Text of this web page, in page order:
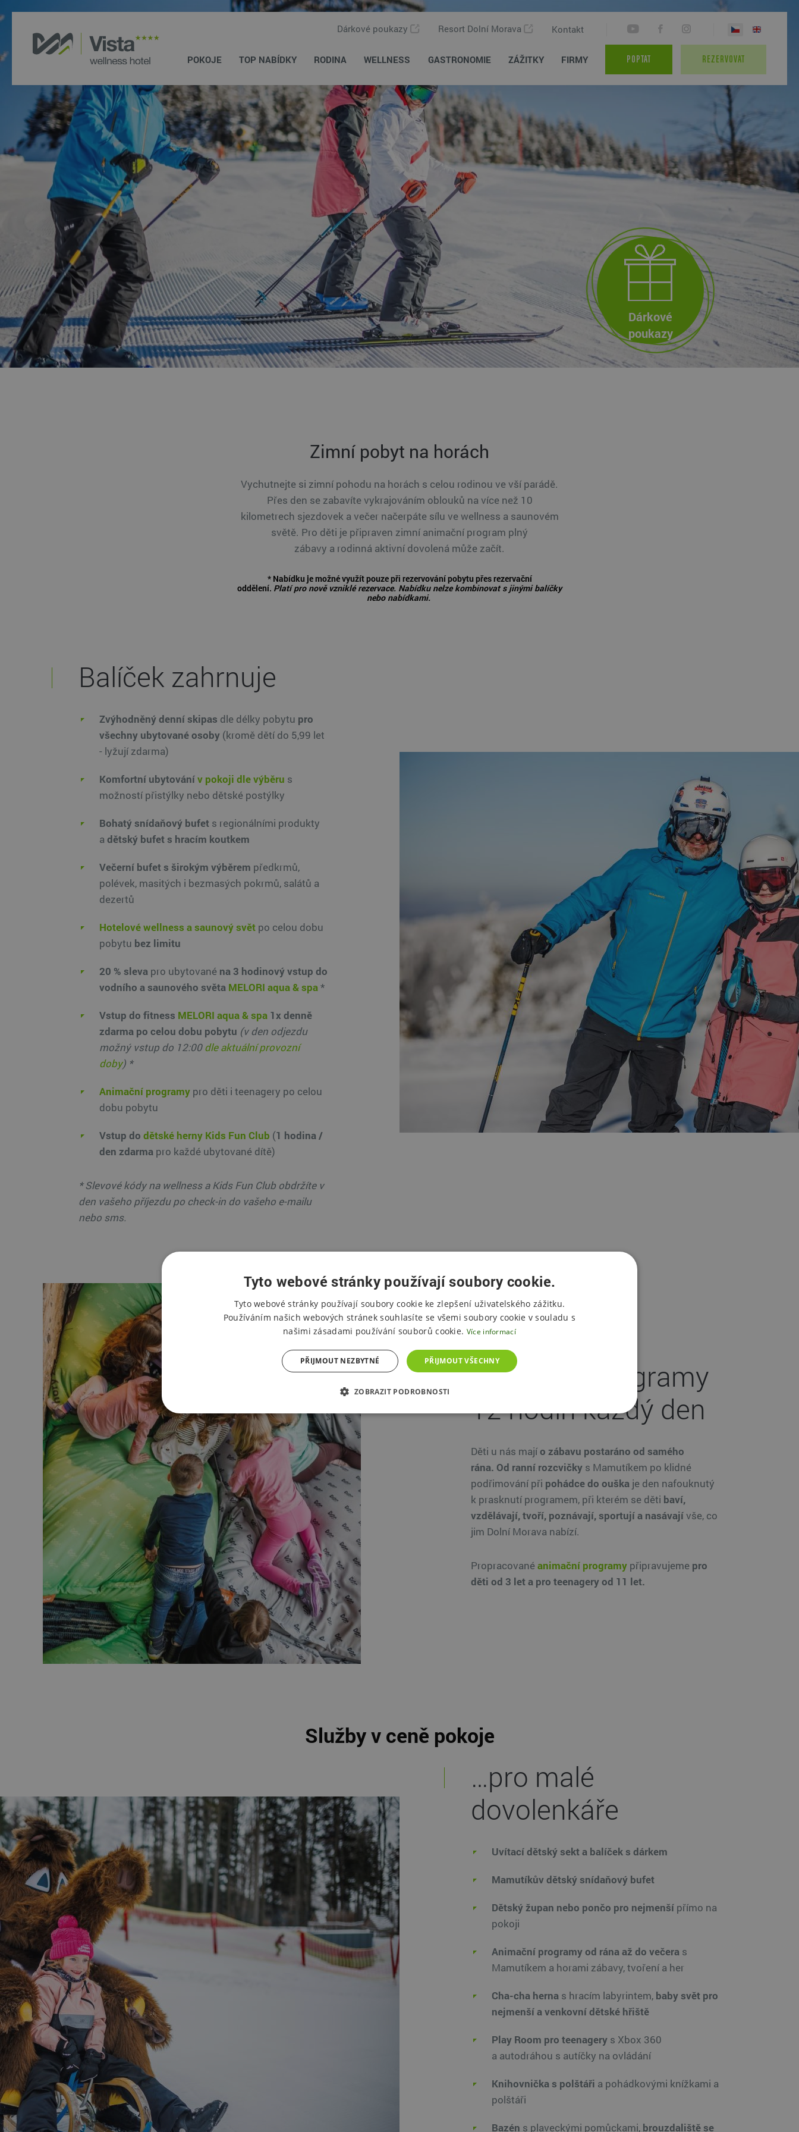
Dárkové poukazy Resort Dolní Morava Kontakt
POKOJE TOP NABÍDKY RODINA WELLNESS GASTRONOMIE ZÁŽITKY FIRMY POPTAT REZERVOVAT
Dárkové
poukazy
Zimní pobyt na horách
Vychutnejte si zimní pohodu na horách s celou rodinou ve vší parádě.
Přes den se zabavíte vykrajováním oblouků na více než 10
kilometrech sjezdovek a večer načerpáte sílu ve wellness a saunovém
světě. Pro děti je připraven zimní animační program plný
zábavy a rodinná aktivní dovolená může začít.
* Nabídku je možné využít pouze při rezervování pobytu přes rezervační
oddělení. Platí pro nově vzniklé rezervace. Nabídku nelze kombinovat s jinými balíčky
nebo nabídkami.
Balíček zahrnuje
Zvýhodněný denní skipas dle délky pobytu pro
všechny ubytované osoby (kromě dětí do 5,99 let
- lyžují zdarma)
Komfortní ubytovánív pokoji dle výběru s
možností přistýlky nebo dětské postýlky
Bohatý snídaňový bufet s regionálními produkty
a dětský bufet s hracím koutkem
Večerní bufet s širokým výběrem předkrmů,
polévek, masitých i bezmasých pokrmů, salátů a
dezertů
Hotelové wellness a saunový svět po celou dobu
pobytu bez limitu
20 % sleva pro ubytované na 3 hodinový vstup do
vodního a saunového světa MELORI aqua & spa*
Vstup do fitness MELORI aqua & spa 1x denně
zdarma po celou dobu pobytu (v den odjezdu
možný vstup do 12:00dle aktuální provozní
doby) *
Animační programy pro děti i teenagery po celou
dobu pobytu
Vstup do dětské herny Kids Fun Club (1 hodina /
den zdarma pro každé ubytované dítě)
* ​Slevové kódy na wellness a Kids Fun Club obdržíte v
den vašeho příjezdu po check-in do vašeho e-mailu
nebo sms.
Animační programy
12 hodin každý den
Děti u nás majío zábavu postaráno od samého
rána. Od ranní rozcvičky s Mamutíkem po klidné
podřimování při pohádce do ouška je den nafouknutý
k prasknutí programem, při kterém se děti baví,
vzdělávají, tvoří, poznávají, sportují a nasávajívše, co
jim Dolní Morava nabízí.
Propracovanéanimační programy připravujeme pro
děti od 3 let a pro teenagery od 11 let.
Služby v ceně pokoje
…pro malé
dovolenkáře
Uvítací dětský sekt a balíček s dárkem
Mamutíkův dětský snídaňový bufet
Dětský župan nebo pončo pro nejmenší přímo na
pokoji
Animační programy od rána až do večera s
Mamutíkem a horami zábavy, tvoření a her
Cha-cha herna s hracím labyrintem, baby svět pro
nejmenší a venkovní dětské hřiště
Play Room pro teenagery s Xbox 360
a autodráhou s autíčky na ovládání
Knihovnička s polštáři a pohádkovými knížkami a
polštáři
Bazén s plaveckými pomůckami, brouzdaliště se
Tyto webové stránky používají soubory cookie.
Tyto webové stránky používají soubory cookie ke zlepšení uživatelského zážitku.
Používáním našich webových stránek souhlasíte se všemi soubory cookie v souladu s
našimi zásadami používání souborů cookie. Více informací
PŘIJMOUT VŠECHNY
PŘIJMOUT NEZBYTNÉ
ZOBRAZIT PODROBNOSTI